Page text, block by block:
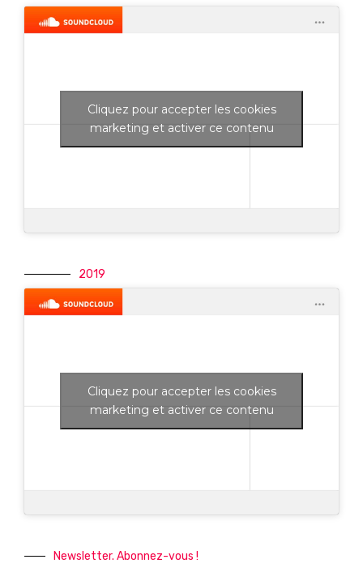
Cliquez pour accepter les cookies
marketing et activer ce contenu
2019
Cliquez pour accepter les cookies
marketing et activer ce contenu
Newsletter. Abonnez-vous !